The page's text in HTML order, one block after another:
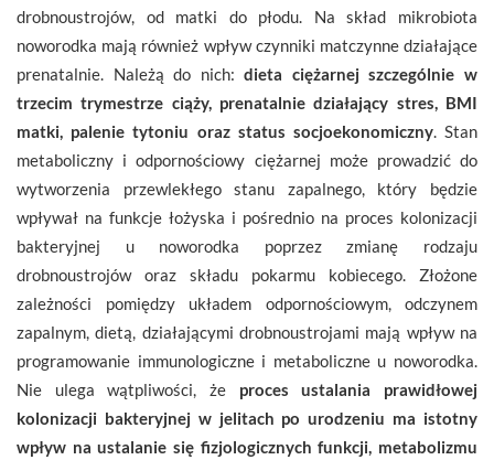
drobnoustrojów, od matki do płodu. Na skład mikrobiota
noworodka mają również wpływ czynniki matczynne działające
prenatalnie. Należą do nich:dieta ciężarnej szczególnie w
trzecim trymestrze ciąży, prenatalnie działający stres, BMI
matki, palenie tytoniu oraz status socjoekonomiczny. Stan
metaboliczny i odpornościowy ciężarnej może prowadzić do
wytworzenia przewlekłego stanu zapalnego, który będzie
wpływał na funkcje łożyska i pośrednio na proces kolonizacji
bakteryjnej u noworodka poprzez zmianę rodzaju
drobnoustrojów oraz składu pokarmu kobiecego. Złożone
zależności pomiędzy układem odpornościowym, odczynem
zapalnym, dietą, działającymi drobnoustrojami mają wpływ na
programowanie immunologiczne i metaboliczne u noworodka.
Nie ulega wątpliwości, że proces ustalania prawidłowej
kolonizacji bakteryjnej w jelitach po urodzeniu ma istotny
wpływ na ustalanie się fizjologicznych funkcji, metabolizmu